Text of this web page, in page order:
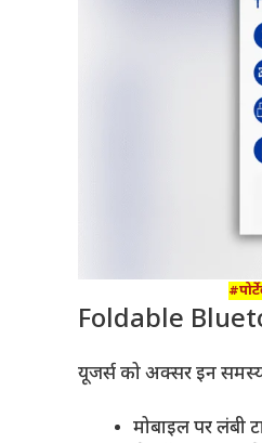
Foldable
यूजर्स को अक्सर इन
मोबाइल पर लंबी